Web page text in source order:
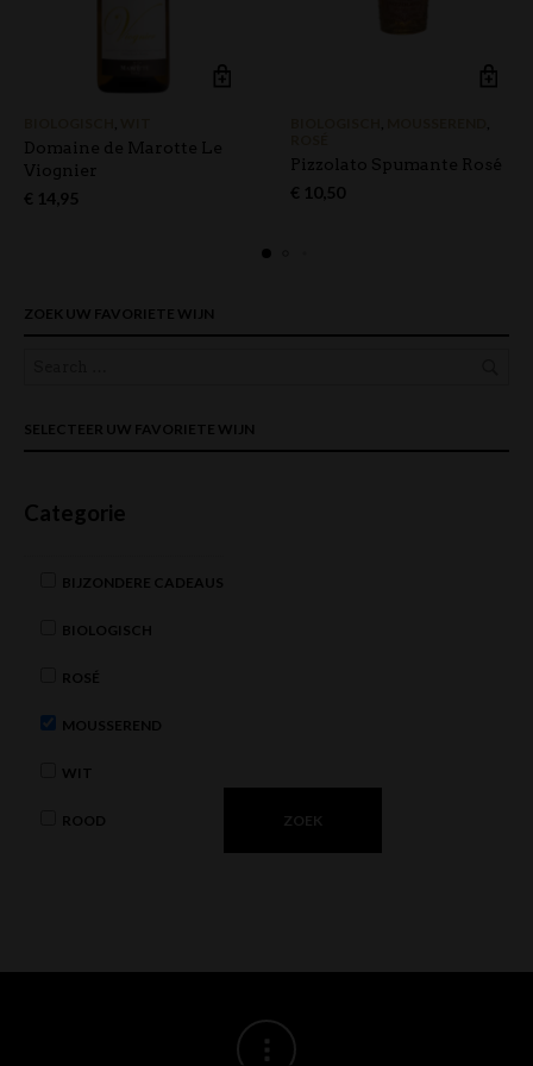
,
Domaine de Marotte Le
Viognier
€ 14,95
,
,
Pizzolato Spumante Rosé
€ 10,50
ZOEK UW FAVORIETE WIJN
SELECTEER UW FAVORIETE WIJN
Categorie
BIJZONDERE CADEAUS
BIOLOGISCH
ROSÉ
MOUSSEREND
WIT
ROOD